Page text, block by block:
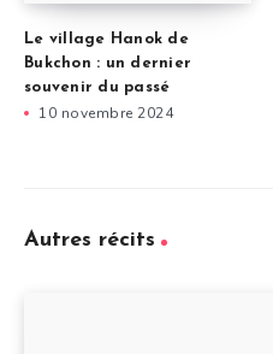
Le village Hanok de
Bukchon : un dernier
souvenir du passé
10 novembre 2024
Autres récits